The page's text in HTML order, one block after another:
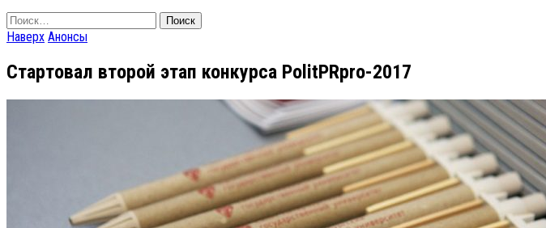
Найти:
Наверх Анонсы
Стартовал второй этап конкурса PolitPRpro-2017